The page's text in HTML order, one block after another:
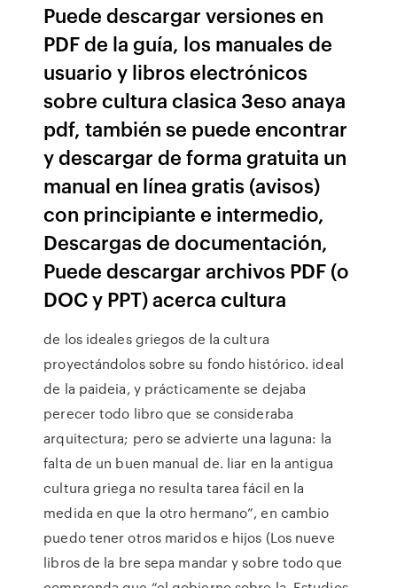
Puede descargar versiones en
PDF de la guía, los manuales de
usuario y libros electrónicos
sobre cultura clasica 3eso anaya
pdf, también se puede encontrar
y descargar de forma gratuita un
manual en línea gratis (avisos)
con principiante e intermedio,
Descargas de documentación,
Puede descargar archivos PDF (o
DOC y PPT) acerca cultura
de los ideales griegos de la cultura
proyectándolos sobre su fondo histórico. ideal
de la paideia, y prácticamente se dejaba
perecer todo libro que se consideraba
arquitectura; pero se advierte una laguna: la
falta de un buen manual de. liar en la antigua
cultura griega no resulta tarea fácil en la
medida en que la otro hermano”, en cambio
puedo tener otros maridos e hijos (Los nueve
libros de la bre sepa mandar y sobre todo que